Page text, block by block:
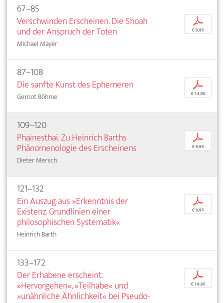
67–85
Verschwinden Erscheinen. Die Shoah
und der Anspruch der Toten
Michael Mayer
p
€ 9,95
87–108
Die sanfte Kunst des Ephemeren
Gernot Böhme
p
€ 14,95
109–120
Phainesthai. Zu Heinrich Barths
Phänomenologie des Erscheinens
Dieter Mersch
p
€ 9,95
121–132
Ein Auszug aus »Erkenntnis der
Existenz. Grundlinien einer
philosophischen Systematik«
Heinrich Barth
p
€ 9,95
133–172
Der Erhabene erscheint.
»Hervorgehen«, »Teilhabe« und
»unähnliche Ähnlichkeit« bei Pseudo-
p
€ 14,95